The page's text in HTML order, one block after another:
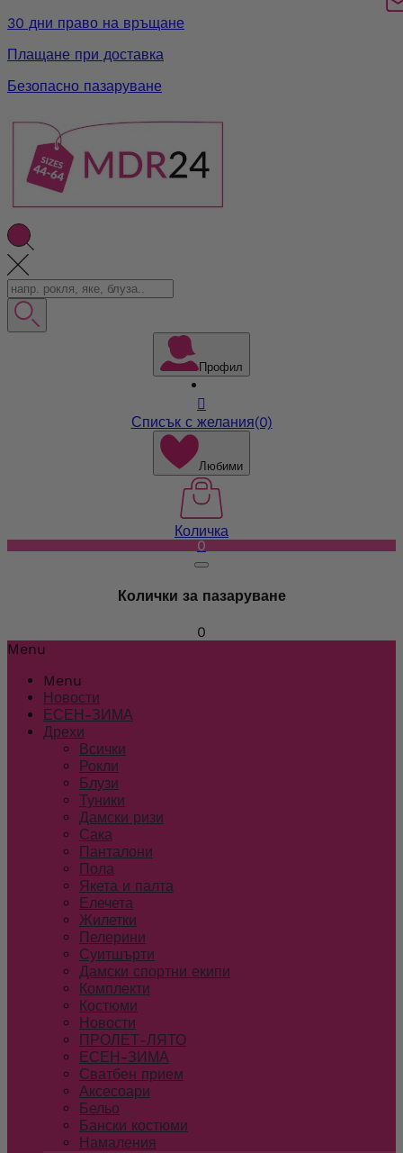
30 дни право на връщане
Плащане при доставка
Безопасно пазаруване
Профил

Списък с желания(0)
Любими
Количка
0
Колички за пазаруване
0
Menu
Menu
Новости
ЕСЕН-ЗИМА
Дрехи
Всички
Рокли
Блузи
Туники
Дамски ризи
Сака
Панталони
Пола
Якета и палта
Елечета
Жилетки
Пелерини
Суитшърти
Дамски спортни екипи
Комплекти
Костюми
Новости
ПРОЛЕТ-ЛЯТО
ЕСЕН-ЗИМА
Сватбен прием
Аксесоари
Бельо
Бански костюми
Намаления